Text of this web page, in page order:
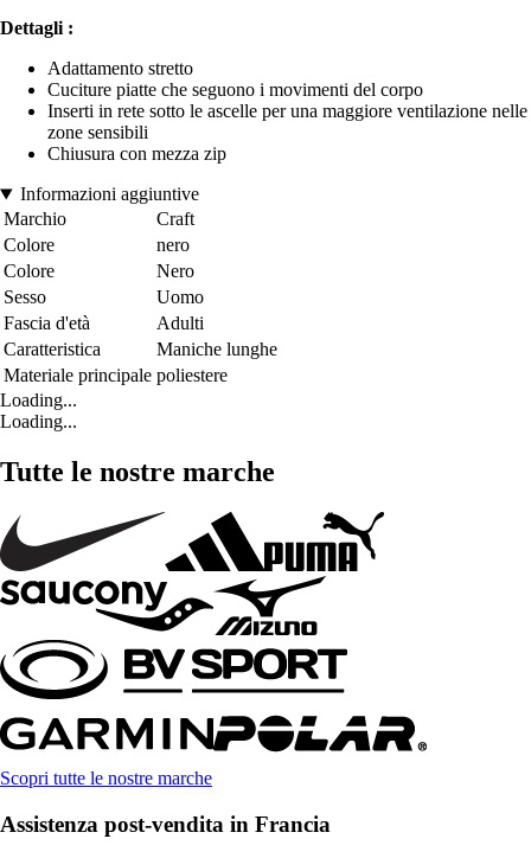
Dettagli :
Adattamento stretto
Cuciture piatte che seguono i movimenti del corpo
Inserti in rete sotto le ascelle per una maggiore ventilazione nelle
zone sensibili
Chiusura con mezza zip
Informazioni aggiuntive
Marchio
Craft
Colore
nero
Colore
Nero
Sesso
Uomo
Fascia d'età
Adulti
Caratteristica
Maniche lunghe
Materiale principale poliestere
Loading...
Loading...
Tutte le nostre marche
Scopri tutte le nostre marche
Assistenza post-vendita in Francia